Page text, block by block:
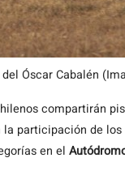
Óscar Cabalén
compartirán
la participación de
en el